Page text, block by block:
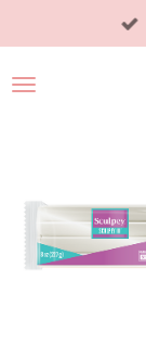
direct
naar